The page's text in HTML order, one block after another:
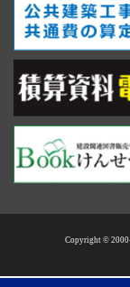
Copyright ©